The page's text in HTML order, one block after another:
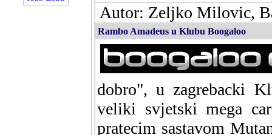
Autor: Zeljko Milovic,
Rambo Amadeus u Klubu Boogaloo
dobro", u zagrebacki
veliki svjetski mega
pratecim sastavom